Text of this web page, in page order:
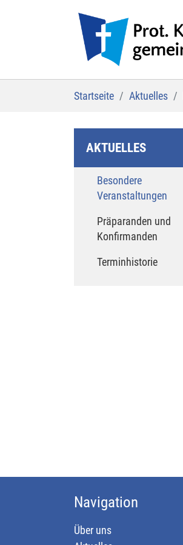
Startseite Aktuelles
AKTUELLES
Besondere
Veranstaltungen
Präparanden und
Konfirmanden
Terminhistorie
Navigation
Über uns